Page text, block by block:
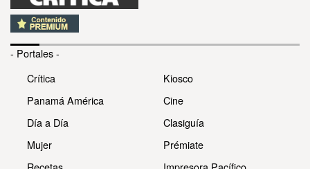
- Portales -
Crítica
Panamá América
Día a Día
Mujer
Kiosco
Cine
Clasiguía
Prémiate